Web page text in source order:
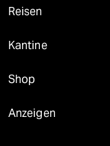
Reisen
Kantine
Shop
Anzeigen